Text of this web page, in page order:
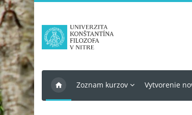
Přejít k hlavnímu obsahu
Zoznam kurzov Vytvorenie